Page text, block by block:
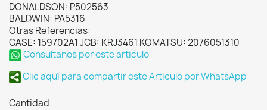
DONALDSON: P502563
BALDWIN: PA5316
Otras Referencias:
CASE: 159702A1 JCB: KRJ3461 KOMATSU: 2076051310
Consultanos por este articulo
Clic aquí para compartir este Articulo por WhatsApp
Cantidad